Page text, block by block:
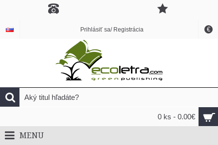
€
Prihlásiť sa/ Registrácia
0 ks - 0.00€
MENU